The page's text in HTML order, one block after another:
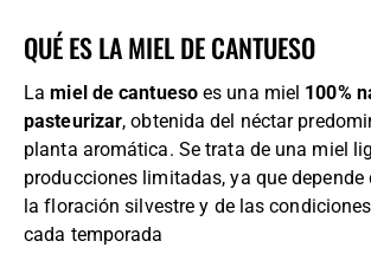
QUÉ ES LA MIEL DE CANTUESO
Lamiel de cantuesoes una miel 100%
pasteurizar, obtenida del néctar
planta aromática. Se trata de una miel
producciones limitadas, ya que depende
la floración silvestre y de las
cada temporada